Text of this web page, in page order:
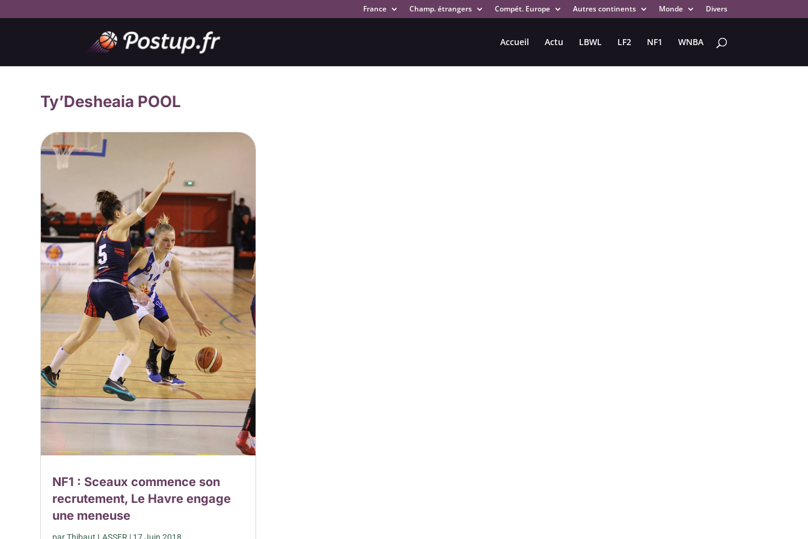
France Champ. étrangers Compét. Europe Autres continents Monde Divers
Accueil Actu LBWL LF2 NF1 WNBA
Ty’Desheaia POOL
NF1 : Sceaux commence son
recrutement, Le Havre engage
une meneuse